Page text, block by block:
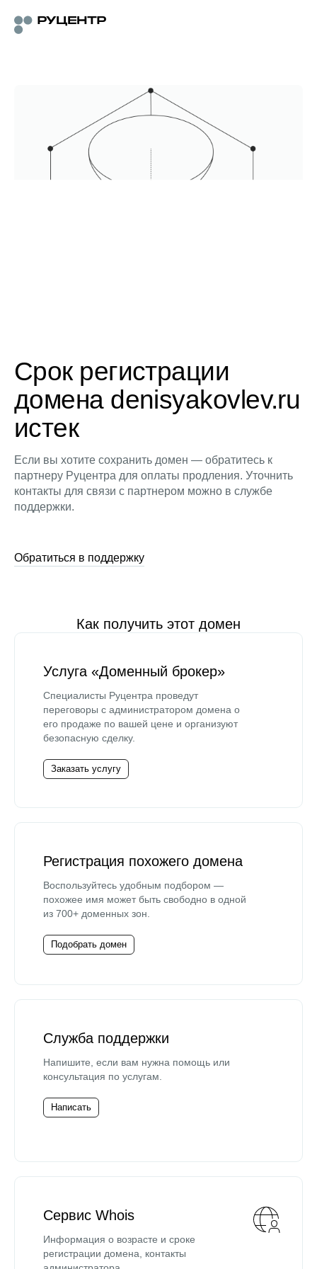
Срок регистрации
домена denisyakovlev.ru
истек
Если вы хотите сохранить домен — обратитесь к
партнеру Руцентра для оплаты продления. Уточнить
контакты для связи с партнером можно в службе
поддержки.
Обратиться в поддержку
Как получить этот домен
Услуга «Доменный брокер»
Специалисты Руцентра проведут
переговоры с администратором домена о
его продаже по вашей цене и организуют
безопасную сделку.
Заказать услугу
Регистрация похожего домена
Воспользуйтесь удобным подбором —
похожее имя может быть свободно в одной
из 700+ доменных зон.
Подобрать домен
Служба поддержки
Напишите, если вам нужна помощь или
консультация по услугам.
Написать
Сервис Whois
Информация о возрасте и сроке
регистрации домена, контакты